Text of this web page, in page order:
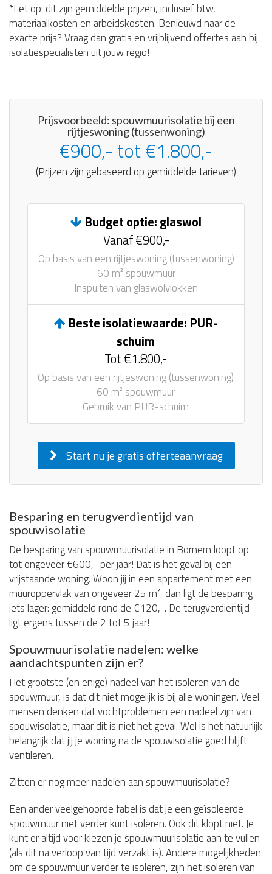
*Let op: dit zijn gemiddelde prijzen, inclusief btw,
materiaalkosten en arbeidskosten. Benieuwd naar de
exacte prijs? Vraag dan gratis en vrijblijvend offertes aan bij
isolatiespecialisten uit jouw regio!
Prijsvoorbeeld: spouwmuurisolatie bij een
rijtjeswoning (tussenwoning)
€900,- tot €1.800,-
(Prijzen zijn gebaseerd op gemiddelde tarieven)
Budget optie: glaswol
Vanaf €900,-
Op basis van een rijtjeswoning (tussenwoning)
60 m² spouwmuur
Inspuiten van glaswolvlokken
Beste isolatiewaarde: PUR-
schuim
Tot €1.800,-
Op basis van een rijtjeswoning (tussenwoning)
60 m² spouwmuur
Gebruik van PUR-schuim
Start nu je gratis offerteaanvraag
Besparing en terugverdientijd van
spouwisolatie
De besparing van spouwmuurisolatie in Bornem loopt op
tot ongeveer €600,- per jaar! Dat is het geval bij een
vrijstaande woning. Woon jij in een appartement met een
muuroppervlak van ongeveer 25 m², dan ligt de besparing
iets lager: gemiddeld rond de €120,-. De terugverdientijd
ligt ergens tussen de 2 tot 5 jaar!
Spouwmuurisolatie nadelen: welke
aandachtspunten zijn er?
Het grootste (en enige) nadeel van het isoleren van de
spouwmuur, is dat dit niet mogelijk is bij alle woningen. Veel
mensen denken dat vochtproblemen een nadeel zijn van
spouwisolatie, maar dit is niet het geval. Wel is het natuurlijk
belangrijk dat jij je woning na de spouwisolatie goed blijft
ventileren.
Zitten er nog meer nadelen aan spouwmuurisolatie?
Een ander veelgehoorde fabel is dat je een geïsoleerde
spouwmuur niet verder kunt isoleren. Ook dit klopt niet. Je
kunt er altijd voor kiezen je spouwmuurisolatie aan te vullen
(als dit na verloop van tijd verzakt is). Andere mogelijkheden
om de spouwmuur verder te isoleren, zijn het isoleren van